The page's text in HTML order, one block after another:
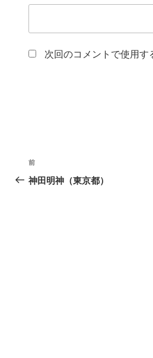
次回のコメントで使用す
投
稿
過
去
前
神田明神（東京都）